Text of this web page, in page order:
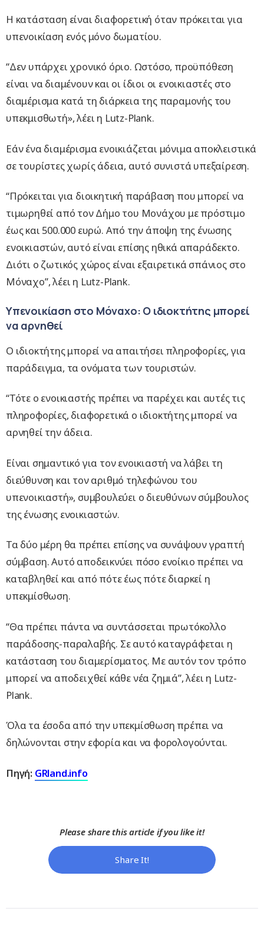
Η κατάσταση είναι διαφορετική όταν πρόκειται για
υπενοικίαση ενός μόνο δωματίου.
“Δεν υπάρχει χρονικό όριο. Ωστόσο, προϋπόθεση
είναι να διαμένουν και οι ίδιοι οι ενοικιαστές στο
διαμέρισμα κατά τη διάρκεια της παραμονής του
υπεκμισθωτή», λέει η Lutz-Plank.
Εάν ένα διαμέρισμα ενοικιάζεται μόνιμα αποκλειστικά
σε τουρίστες χωρίς άδεια, αυτό συνιστά υπεξαίρεση.
“Πρόκειται για διοικητική παράβαση που μπορεί να
τιμωρηθεί από τον Δήμο του Μονάχου με πρόστιμο
έως και 500.000 ευρώ. Από την άποψη της ένωσης
ενοικιαστών, αυτό είναι επίσης ηθικά απαράδεκτο.
Διότι ο ζωτικός χώρος είναι εξαιρετικά σπάνιος στο
Μόναχο”, λέει η Lutz-Plank.
Υπενοικίαση στο Μόναχο: Ο ιδιοκτήτης μπορεί
να αρνηθεί
Ο ιδιοκτήτης μπορεί να απαιτήσει πληροφορίες, για
παράδειγμα, τα ονόματα των τουριστών.
“Τότε ο ενοικιαστής πρέπει να παρέχει και αυτές τις
πληροφορίες, διαφορετικά ο ιδιοκτήτης μπορεί να
αρνηθεί την άδεια.
Είναι σημαντικό για τον ενοικιαστή να λάβει τη
διεύθυνση και τον αριθμό τηλεφώνου του
υπενοικιαστή», συμβουλεύει ο διευθύνων σύμβουλος
της ένωσης ενοικιαστών.
Τα δύο μέρη θα πρέπει επίσης να συνάψουν γραπτή
σύμβαση. Αυτό αποδεικνύει πόσο ενοίκιο πρέπει να
καταβληθεί και από πότε έως πότε διαρκεί η
υπεκμίσθωση.
“Θα πρέπει πάντα να συντάσσεται πρωτόκολλο
παράδοσης-παραλαβής. Σε αυτό καταγράφεται η
κατάσταση του διαμερίσματος. Με αυτόν τον τρόπο
μπορεί να αποδειχθεί κάθε νέα ζημιά”, λέει η Lutz-
Plank.
Όλα τα έσοδα από την υπεκμίσθωση πρέπει να
δηλώνονται στην εφορία και να φορολογούνται.
Πηγή: GRland.info
Please share this article if you like it!
Share It!